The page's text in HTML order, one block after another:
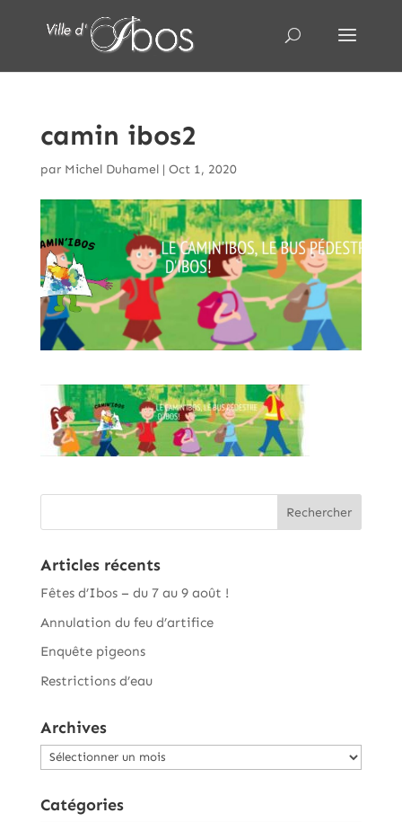
camin ibos2
par Michel Duhamel| Oct 1, 2020
Articles récents
Fêtes d’Ibos – du 7 au 9 août !
Annulation du feu d’artifice
Enquête pigeons
Restrictions d’eau
Archives
Archives
Catégories